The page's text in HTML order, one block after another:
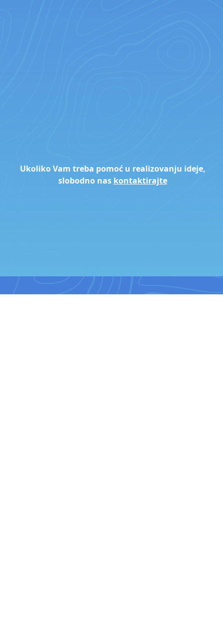
Ukoliko Vam treba pomoć u realizovanju ideje,
slobodno nas kontaktirajte